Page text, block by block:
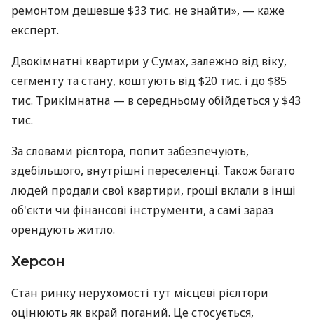
ремонтом дешевше $33 тис. не знайти», — каже
експерт.
Двокімнатні квартири у Сумах, залежно від віку,
сегменту та стану, коштують від $20 тис. і до $85
тис. Трикімнатна — в середньому обійдеться у $43
тис.
За словами рієлтора, попит забезпечують,
здебільшого, внутрішні переселенці. Також багато
людей продали свої квартири, гроші вклали в інші
об'єкти чи фінансові інструменти, а самі зараз
орендують житло.
Херсон
Стан ринку нерухомості тут місцеві рієлтори
оцінюють як вкрай поганий. Це стосується,